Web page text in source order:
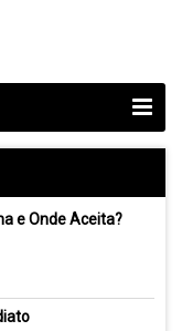
e Onde Aceita?